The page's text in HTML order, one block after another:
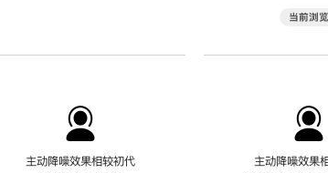
主动降噪效果相较初代
当前浏览
主动降噪效果